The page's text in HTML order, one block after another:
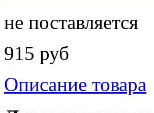
не поставляется
915 руб
Описание товара